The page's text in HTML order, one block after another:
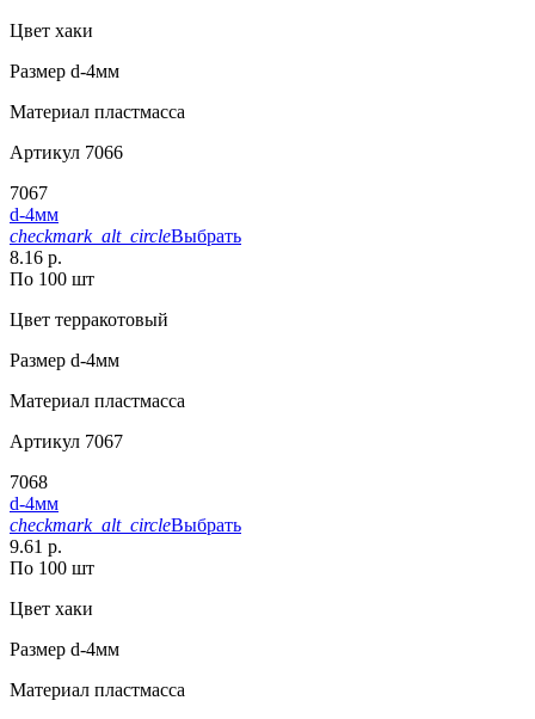
Цвет хаки
Размер d-4мм
Материал пластмасса
Артикул 7066
7067
d-4мм
checkmark_alt_circleВыбрать
8.16 р.
По 100 шт
Цвет терракотовый
Размер d-4мм
Материал пластмасса
Артикул 7067
7068
d-4мм
checkmark_alt_circleВыбрать
9.61 р.
По 100 шт
Цвет хаки
Размер d-4мм
Материал пластмасса